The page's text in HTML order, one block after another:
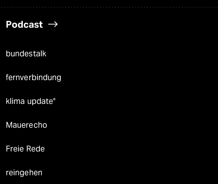
Podcast
bundestalk
fernverbindung
klima update°
Mauerecho
Freie Rede
reingehen